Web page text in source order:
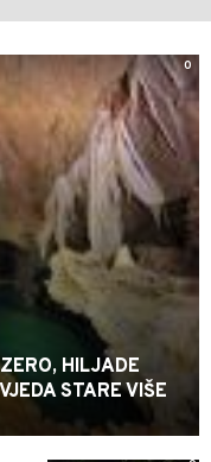
0
HILJADE
STARE VIŠE